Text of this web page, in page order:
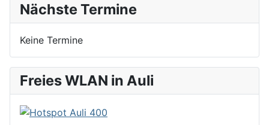
Nächste Termine
Keine Termine
Freies WLAN in Auli